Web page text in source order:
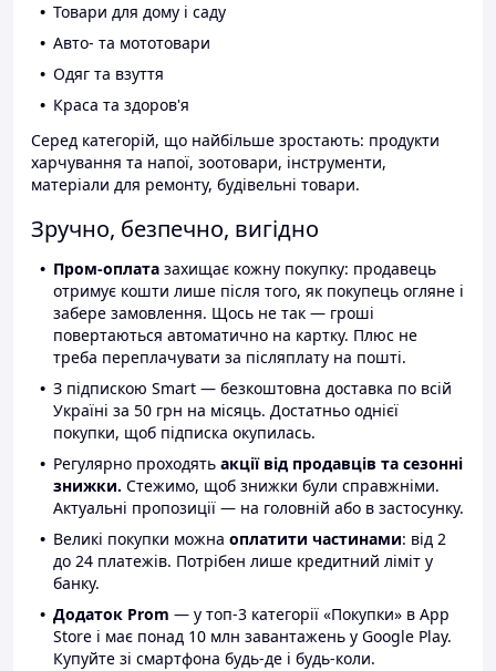
Товари для дому і саду
Авто- та мототовари
Одяг та взуття
Краса та здоров'я
Серед категорій, що найбільше зростають: продукти
харчування та напої, зоотовари, інструменти,
матеріали для ремонту, будівельні товари.
Зручно, безпечно, вигідно
Пром-оплата захищає кожну покупку: продавець
отримує кошти лише після того, як покупець огляне і
забере замовлення. Щось не так — гроші
повертаються автоматично на картку. Плюс не
треба переплачувати за післяплату на пошті.
З підпискою Smart — безкоштовна доставка по всій
Україні за 50 грн на місяць. Достатньо однієї
покупки, щоб підписка окупилась.
Регулярно проходять акції від продавців та сезонні
знижки. Стежимо, щоб знижки були справжніми.
Актуальні пропозиції — на головній або в застосунку.
Великі покупки можна оплатити частинами: від 2
до 24 платежів. Потрібен лише кредитний ліміт у
банку.
Додаток Prom — у топ-3 категорії «Покупки» в App
Store і має понад 10 млн завантажень у Google Play.
Купуйте зі смартфона будь-де і будь-коли.